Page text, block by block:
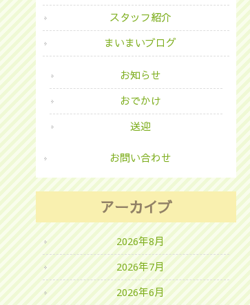
スタッフ紹介
まいまいブログ
お知らせ
おでかけ
送迎
お問い合わせ
アーカイブ
2026年8月
2026年7月
2026年6月